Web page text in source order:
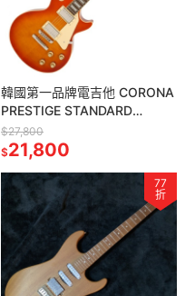
韓國第一品牌電吉他 CORONA
PRESTIGE STANDARD
HONEY BURST LP22 HNB
$27,800
$21,800
77
折